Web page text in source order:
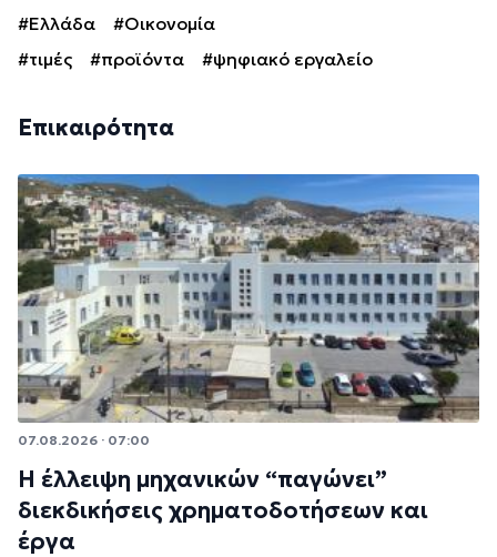
#Ελλάδα
#Οικονομία
#τιμές
#προϊόντα #ψηφιακό εργαλείο
Επικαιρότητα
07.08.2026 · 07:00
Η έλλειψη μηχανικών “παγώνει”
διεκδικήσεις χρηματοδοτήσεων και
έργα